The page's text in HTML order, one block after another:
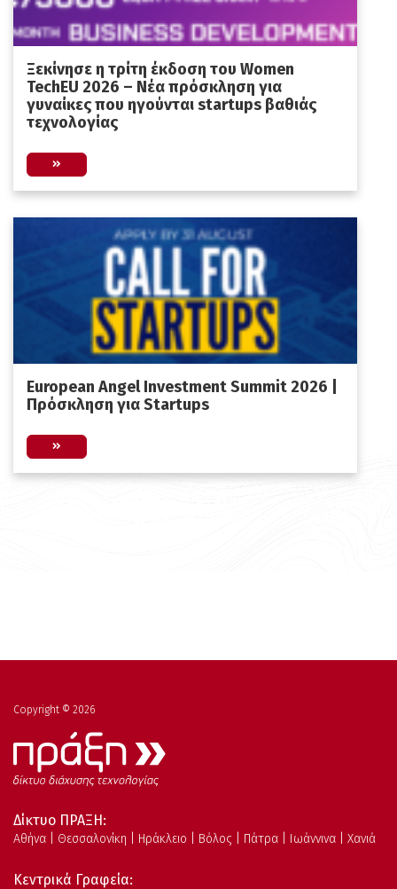
Ξεκίνησε η τρίτη έκδοση του Women
TechEU 2026 – Νέα πρόσκληση για
γυναίκες που ηγούνται startups βαθιάς
τεχνολογίας
European Angel Investment Summit 2026 |
Πρόσκληση για Startups
Copyright © 2026
Δίκτυο ΠΡΑΞΗ:
Αθήνα | Θεσσαλονίκη | Ηράκλειο | Βόλος | Πάτρα | Ιωάννινα | Χανιά
Κεντρικά Γραφεία: